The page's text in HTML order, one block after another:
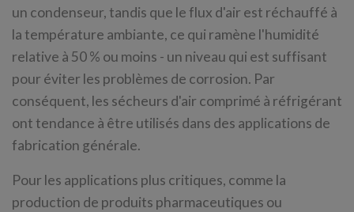
un condenseur, tandis que le flux d'air est réchauffé à
la température ambiante, ce qui ramène l'humidité
relative à 50 % ou moins - un niveau qui est suffisant
pour éviter les problèmes de corrosion. Par
conséquent, les sécheurs d'air comprimé à réfrigérant
ont tendance à être utilisés dans des applications de
fabrication générale.
Pour les applications plus critiques, comme la
production de produits pharmaceutiques ou